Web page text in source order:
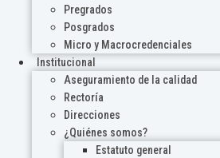
Pregrados
Posgrados
Micro y Macrocredenciales
Institucional
Aseguramiento de la calidad
Rectoría
Direcciones
¿Quiénes somos?
Estatuto general